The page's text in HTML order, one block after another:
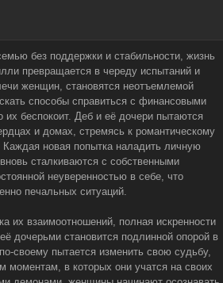
без поддержки и стабильности, жизнь
превращается в череду испытаний и
женщин, становятся неотъемлемой
способы справиться с финансовыми
их беспокоит. Деб и её дочери пытаются
и домах, стремясь к романтическому
Каждая новая попытка наладить личную
сталкиваются с собственными
неуверенностью в себе, что
печальных ситуаций.
их взаимоотношений, полная искренности
дочерьми становится подлинной опорой в
своему пытается изменить свою судьбу,
моментам, в которых они учатся на своих